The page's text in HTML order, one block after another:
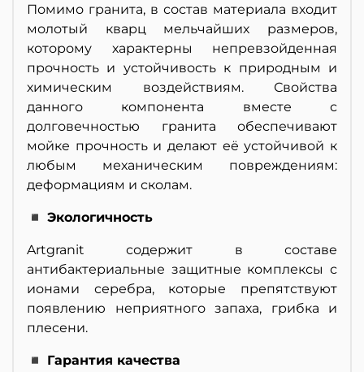
Помимо гранита, в состав материала входит
молотый кварц мельчайших размеров,
которому характерны непревзойденная
прочность и устойчивость к природным и
химическим воздействиям. Свойства
данного компонента вместе с
долговечностью гранита обеспечивают
мойке прочность и делают её устойчивой к
любым механическим повреждениям:
деформациям и сколам.
◾ Экологичность
Artgranit содержит в составе
антибактериальные защитные комплексы с
ионами серебра, которые препятствуют
появлению неприятного запаха, грибка и
плесени.
◾ Гарантия качества